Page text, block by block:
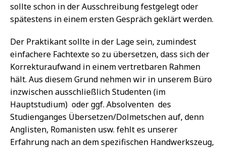
sollte schon in der Ausschreibung festgelegt oder
spätestens in einem ersten Gespräch geklärt werden.
Der Praktikant sollte in der Lage sein, zumindest
einfachere Fachtexte so zu übersetzen, dass sich der
Korrekturaufwand in einem vertretbaren Rahmen
hält. Aus diesem Grund nehmen wir in unserem Büro
inzwischen ausschließlich Studenten (im
Hauptstudium)  oder ggf. Absolventen  des
Studienganges Übersetzen/Dolmetschen auf, denn
Anglisten, Romanisten usw. fehlt es unserer
Erfahrung nach an dem spezifischen Handwerkszeug,